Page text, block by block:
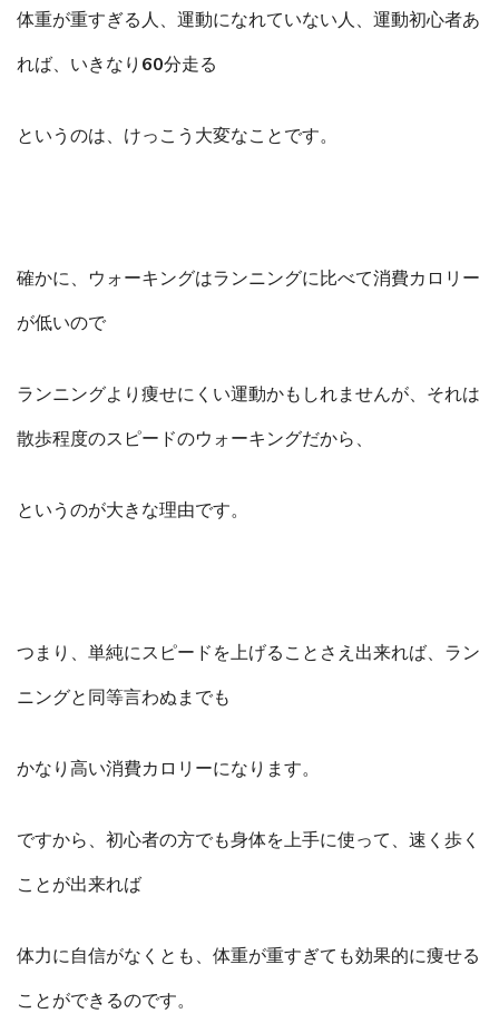
体重が重すぎる人、運動になれていない人、運動初心者あ
れば、いきなり60分走る
というのは、けっこう大変なことです。
確かに、ウォーキングはランニングに比べて消費カロリー
が低いので
ランニングより痩せにくい運動かもしれませんが、それは
散歩程度のスピードのウォーキングだから、
というのが大きな理由です。
つまり、単純にスピードを上げることさえ出来れば、ラン
ニングと同等言わぬまでも
かなり高い消費カロリーになります。
ですから、初心者の方でも身体を上手に使って、速く歩く
ことが出来れば
体力に自信がなくとも、体重が重すぎても効果的に痩せる
ことができるのです。